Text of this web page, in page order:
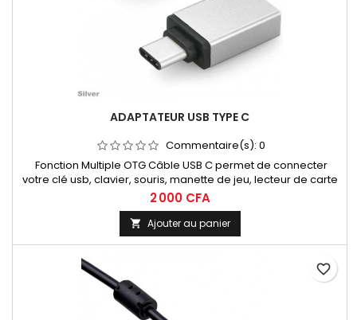
ADAPTATEUR USB TYPE C
Commentaire(s): 0
Fonction Multiple OTG Câble USB C permet de connecter
votre clé usb, clavier, souris, manette de jeu, lecteur de carte
et les autres périphériques USB A aux smartphones, tablettes
ou PC équipés d'une prise USB C. NOTE: Veuillez vous assurer
que votre smartphone/ tablette supporte la fonction OTG et
dispose d'un port USB C.
2 000 CFA
 Ajouter au panier
favorite_border